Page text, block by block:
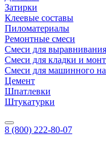
Затирки
Клеевые составы
Пиломатериалы
Ремонтные смеси
Смеси для
Смеси для кладки и
Смеси для машинного
Цемент
Шпатлевки
Штукатурки
8 (800) 222-80-07